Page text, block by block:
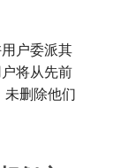
户委派其
将从先前
未删除他们